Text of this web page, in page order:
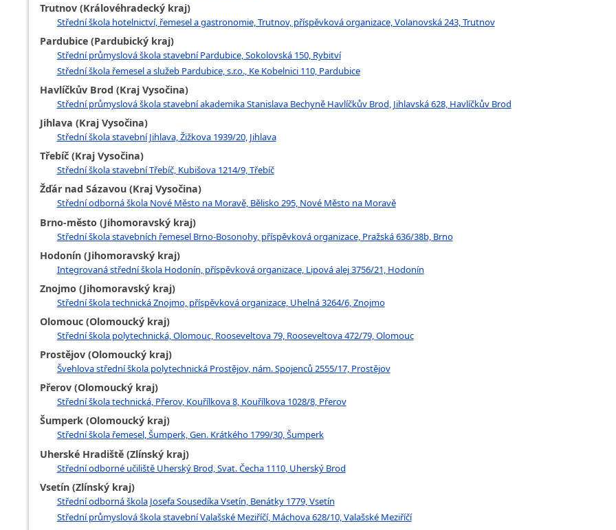
Trutnov (Královéhradecký kraj)
Střední škola hotelnictví, řemesel a gastronomie, Trutnov, příspěvková organizace, Volanovská 243, Trutnov
Pardubice (Pardubický kraj)
Střední průmyslová škola stavební Pardubice, Sokolovská 150, Rybitví
Střední škola řemesel a služeb Pardubice, s.r.o., Ke Kobelnici 110, Pardubice
Havlíčkův Brod (Kraj Vysočina)
Střední průmyslová škola stavební akademika Stanislava Bechyně Havlíčkův Brod, Jihlavská 628, Havlíčkův Brod
Jihlava (Kraj Vysočina)
Střední škola stavební Jihlava, Žižkova 1939/20, Jihlava
Třebíč (Kraj Vysočina)
Střední škola stavební Třebíč, Kubišova 1214/9, Třebíč
Žďár nad Sázavou (Kraj Vysočina)
Střední odborná škola Nové Město na Moravě, Bělisko 295, Nové Město na Moravě
Brno-město (Jihomoravský kraj)
Střední škola stavebních řemesel Brno-Bosonohy, příspěvková organizace, Pražská 636/38b, Brno
Hodonín (Jihomoravský kraj)
Integrovaná střední škola Hodonín, příspěvková organizace, Lipová alej 3756/21, Hodonín
Znojmo (Jihomoravský kraj)
Střední škola technická Znojmo, příspěvková organizace, Uhelná 3264/6, Znojmo
Olomouc (Olomoucký kraj)
Střední škola polytechnická, Olomouc, Rooseveltova 79, Rooseveltova 472/79, Olomouc
Prostějov (Olomoucký kraj)
Švehlova střední škola polytechnická Prostějov, nám. Spojenců 2555/17, Prostějov
Přerov (Olomoucký kraj)
Střední škola technická, Přerov, Kouřílkova 8, Kouřílkova 1028/8, Přerov
Šumperk (Olomoucký kraj)
Střední škola řemesel, Šumperk, Gen. Krátkého 1799/30, Šumperk
Uherské Hradiště (Zlínský kraj)
Střední odborné učiliště Uherský Brod, Svat. Čecha 1110, Uherský Brod
Vsetín (Zlínský kraj)
Střední odborná škola Josefa Sousedíka Vsetín, Benátky 1779, Vsetín
Střední průmyslová škola stavební Valašské Meziříčí, Máchova 628/10, Valašské Meziříčí